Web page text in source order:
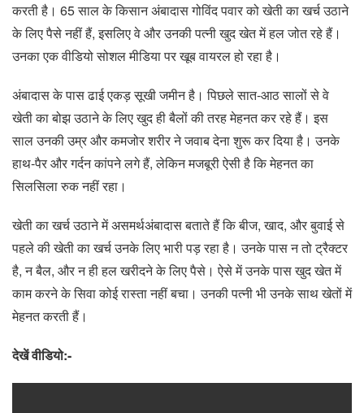
करती है। 65 साल के किसान अंबादास गोविंद पवार को खेती का खर्च उठाने
के लिए पैसे नहीं हैं, इसलिए वे और उनकी पत्नी खुद खेत में हल जोत रहे हैं।
उनका एक वीडियो सोशल मीडिया पर खूब वायरल हो रहा है।
अंबादास के पास ढाई एकड़ सूखी जमीन है। पिछले सात-आठ सालों से वे
खेती का बोझ उठाने के लिए खुद ही बैलों की तरह मेहनत कर रहे हैं। इस
साल उनकी उम्र और कमजोर शरीर ने जवाब देना शुरू कर दिया है। उनके
हाथ-पैर और गर्दन कांपने लगे हैं, लेकिन मजबूरी ऐसी है कि मेहनत का
सिलसिला रुक नहीं रहा।
खेती का खर्च उठाने में असमर्थअंबादास बताते हैं कि बीज, खाद, और बुवाई से
पहले की खेती का खर्च उनके लिए भारी पड़ रहा है। उनके पास न तो ट्रैक्टर
है, न बैल, और न ही हल खरीदने के लिए पैसे। ऐसे में उनके पास खुद खेत में
काम करने के सिवा कोई रास्ता नहीं बचा। उनकी पत्नी भी उनके साथ खेतों में
मेहनत करती हैं।
देखें वीडियो:-